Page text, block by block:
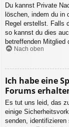
Du kannst Private
löschen, indem du in
Regel erstellst. Falls
so kannst du dies
betreffenden Mitglied
Nach oben
Ich habe eine
Forums
Es tut uns leid, das
einige
senden,